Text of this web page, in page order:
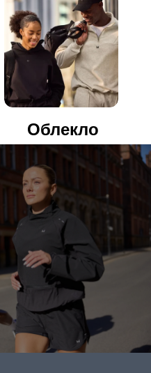
Облекло